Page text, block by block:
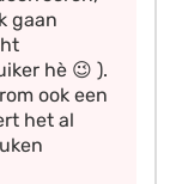
gaan
hè 😉 ).
ook een
het al